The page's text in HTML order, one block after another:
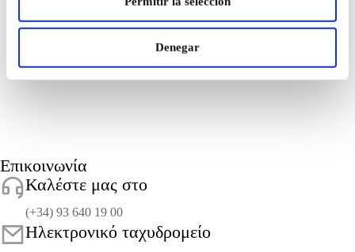
Denegar
Επικοινωνία
Καλέστε μας στο
(+34) 93 640 19 00
Ηλεκτρονικό ταχυδρομείο